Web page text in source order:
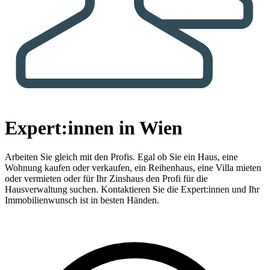
Expert:innen in Wien
Arbeiten Sie gleich mit den Profis. Egal ob Sie ein Haus, eine
Wohnung kaufen oder verkaufen, ein Reihenhaus, eine Villa mieten
oder vermieten oder für Ihr Zinshaus den Profi für die
Hausverwaltung suchen. Kontaktieren Sie die Expert:innen und Ihr
Immobilienwunsch ist in besten Händen.